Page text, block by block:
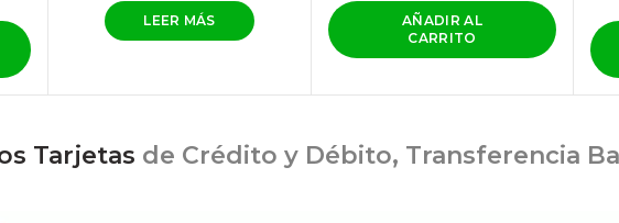
LEER MÁS
AÑADIR AL
CARRITO
Tarjetas de Crédito y Débito, Transferencia